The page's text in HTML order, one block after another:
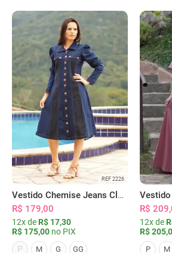
REF 2226
Vestido Chemise Jeans Clássica Serena
R$ 179,00
12x de R$ 17,30
R$ 175,00 no PIX
P
M G GG
R$
12x de
R$
P M